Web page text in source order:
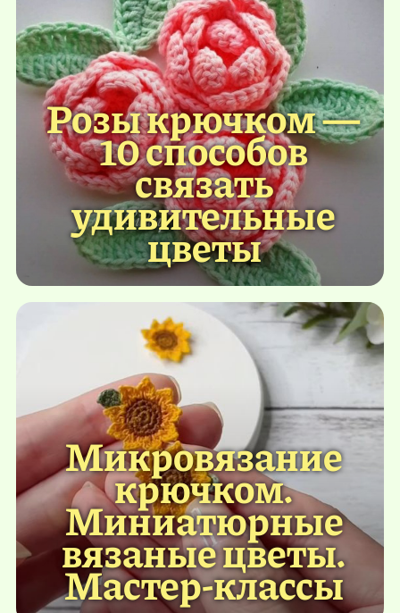
Розы крючком —
10 способов
связать
удивительные
цветы
Микровязание
крючком.
Миниатюрные
вязаные цветы.
Мастер-классы